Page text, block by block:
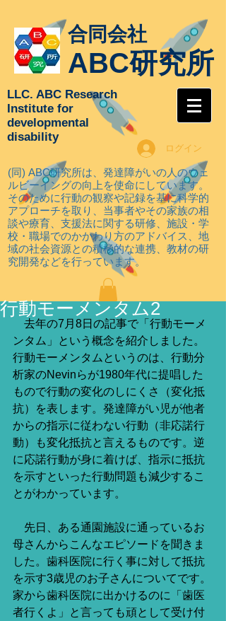
合同会社
ABC研究所
LLC. ABC Research
Institute for
developmental
disability
ログイン
(同) ABC研究所は、発達障がいの人のウェ
ルビーイングの向上を使命にしています。
そのために行動の観察や記録を基に科学的
アプローチを取り
、当事者やその家族の相
談や療育、支援法に関する研修、施設・学
校・職場でのかかわり方のアドバイス、地
域の社会資源との積極的な連携、教材の研
究開発などを行っています。
行動モーメンタム2
去年の7月8日の記事で「行動モーメ
ンタム」という概念を紹介しました。
行動モーメンタムというのは、行動分
析家のNevinらが1980年代に提唱した
もので行動の変化のしにくさ（変化抵
抗）を表します。発達障がい児が他者
からの指示に従わない行動（非応諾行
動）も変化抵抗と言えるものです。逆
に応諾行動が身に着けば、指示に抵抗
を示すといった行動問題も減少するこ
とがわかっています。
先日、ある通園施設に通っているお
母さんからこんなエピソードを聞きま
した。歯科医院に行く事に対して抵抗
を示す3歳児のお子さんについてです。
家から歯科医院に出かけるのに「歯医
者行くよ」と言っても頑として受け付